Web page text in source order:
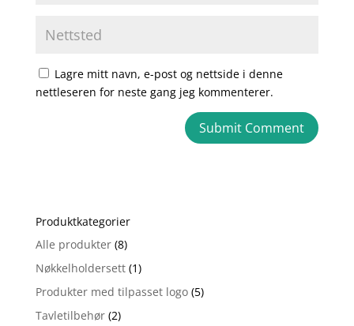
Lagre mitt navn, e-post og nettside i denne
nettleseren for neste gang jeg kommenterer.
r
n
a
i
v
Produktkategorier
Alle produkter (8)
Nøkkelholdersett (1)
Produkter med tilpasset logo (5)
Tavletilbehør (2)